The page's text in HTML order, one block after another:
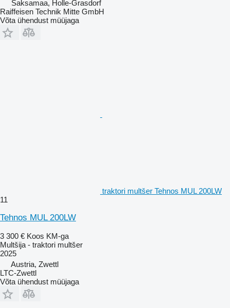
Saksamaa, Holle-Grasdorf
Raiffeisen Technik Mitte GmbH
Võta ühendust müüjaga
traktori multšer Tehnos MUL 200LW
11
Tehnos MUL 200LW
3 300 € Koos KM-ga
Multšija - traktori multšer
2025
Austria, Zwettl
LTC-Zwettl
Võta ühendust müüjaga